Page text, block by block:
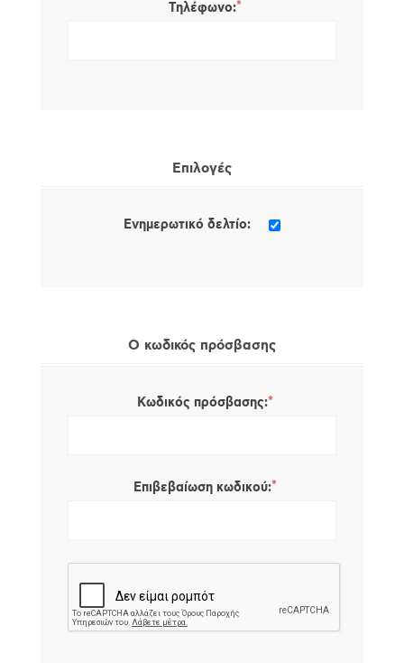
Τηλέφωνο:*
Επιλογές
Ενημερωτικό δελτίο:
Ο κωδικός πρόσβασης
Κωδικός πρόσβασης:*
Επιβεβαίωση κωδικού:*